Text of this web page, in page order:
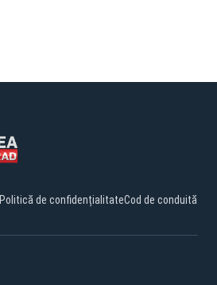
Politică de confidențialitateCod de conduită